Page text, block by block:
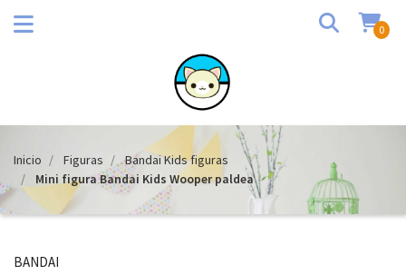
0
Inicio Figuras
Bandai Kids figuras
Mini figura Bandai Kids Wooper paldea
BANDAI